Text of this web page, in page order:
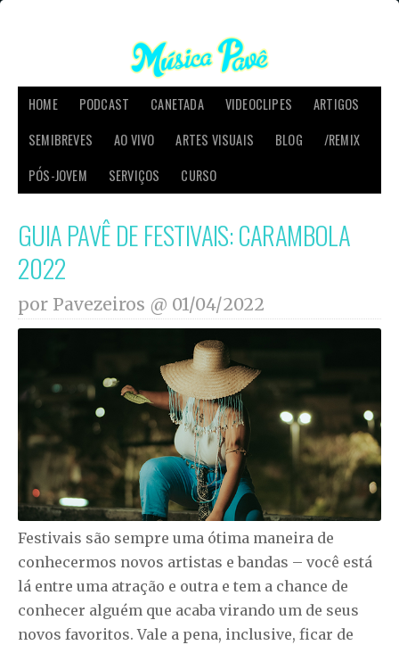
HOME PODCAST CANETADA VIDEOCLIPES
ARTIGOS
SEMIBREVES
AO VIVO ARTES VISUAIS BLOG
/REMIX
PÓS-JOVEM
SERVIÇOS CURSO
GUIA PAVÊ DE FESTIVAIS: CARAMBOLA
2022
por Pavezeiros @ 01/04/2022
Festivais são sempre uma ótima maneira de
conhecermos novos artistas e bandas – você está
lá entre uma atração e outra e tem a chance de
conhecer alguém que acaba virando um de seus
novos favoritos. Vale a pena, inclusive, ficar de